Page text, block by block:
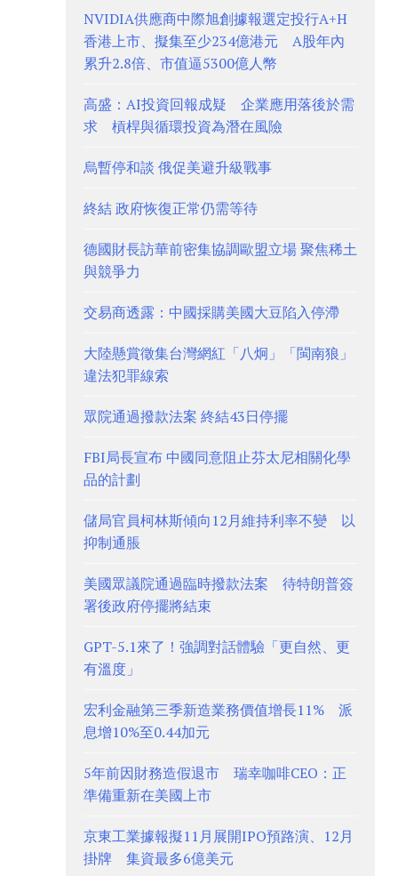
NVIDIA供應商中際旭創據報選定投行A+H
香港上市、擬集至少234億港元 A股年內
累升2.8倍、市值逼5300億人幣
高盛：AI投資回報成疑 企業應用落後於需
求 槓桿與循環投資為潛在風險
烏暫停和談 俄促美避升級戰事
終結 政府恢復正常仍需等待
德國財長訪華前密集協調歐盟立場 聚焦稀土
與競爭力
交易商透露：中國採購美國大豆陷入停滯
大陸懸賞徵集台灣網紅「八炯」「閩南狼」
違法犯罪線索
眾院通過撥款法案 終結43日停擺
FBI局長宣布 中國同意阻止芬太尼相關化學
品的計劃
儲局官員柯林斯傾向12月維持利率不變 以
抑制通脹
美國眾議院通過臨時撥款法案 待特朗普簽
署後政府停擺將結束
GPT-5.1來了！強調對話體驗「更自然、更
有溫度」
宏利金融第三季新造業務價值增長11% 派
息增10%至0.44加元
5年前因財務造假退市 瑞幸咖啡CEO：正
準備重新在美國上市
京東工業據報擬11月展開IPO預路演、12月
掛牌 集資最多6億美元